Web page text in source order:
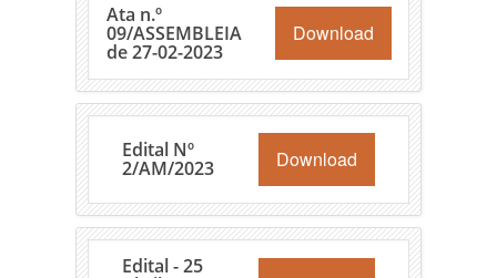
Ata n.º
09/ASSEMBLEIA
de 27-02-2023
Download
Edital Nº
2/AM/2023 Download
Edital - 25